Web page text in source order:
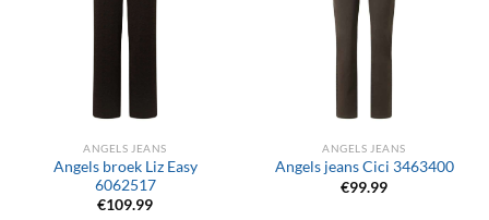
ANGELS JEANS
Angels broek Liz Easy
6062517
€109.99
ANGELS JEANS
Angels jeans Cici 3463400
€99.99